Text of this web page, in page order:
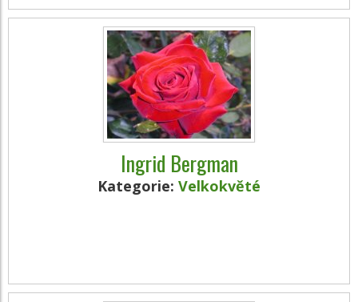
Ingrid Bergman
Kategorie: Velkokvěté